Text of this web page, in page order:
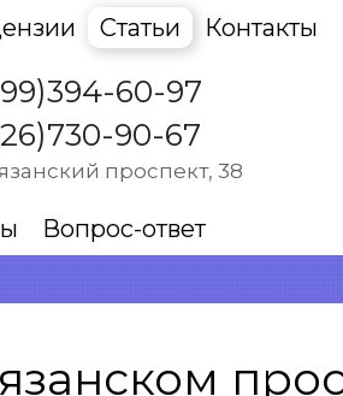
Статьи Контакты
60-97
90-67
проспект, 38
Вопрос-ответ